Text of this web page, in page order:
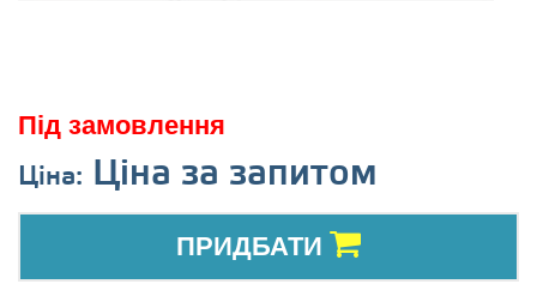
Під замовлення
Ціна: Ціна за запитом
ПРИДБАТИ